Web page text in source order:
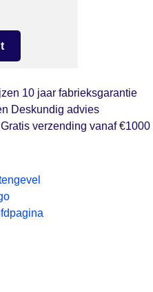
10 jaar fabrieksgarantie
Deskundig advies
Gratis verzending vanaf €1000